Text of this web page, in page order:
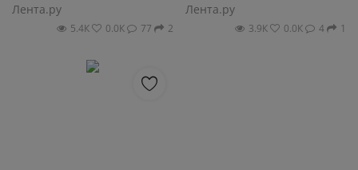
Лента.ру
5.4К 0.0К 77 2
Лента.ру
3.9К 0.0К 4 1